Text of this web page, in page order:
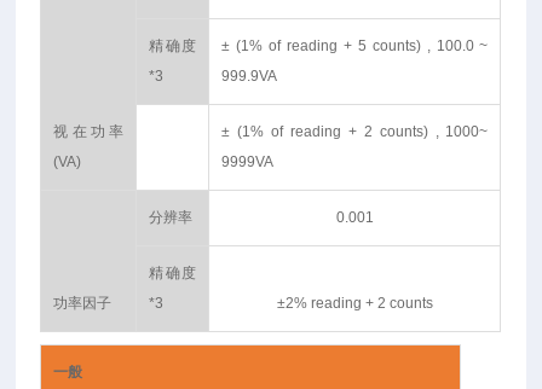
视在功率
(VA)
精确度
*3
± (1% of reading + 5 counts) , 100.0 ~
999.9VA
± (1% of reading + 2 counts) , 1000~
9999VA
功率因子
分辨率 0.001
精确度
*3
±2% reading + 2 counts
一般